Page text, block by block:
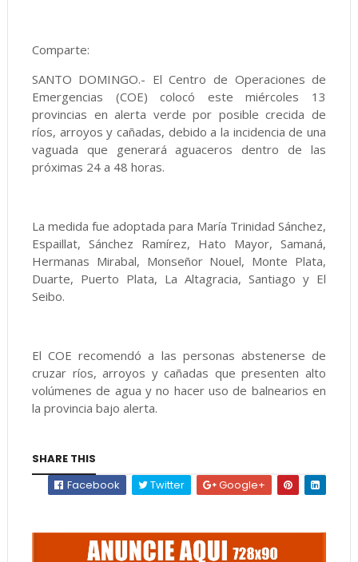
Comparte:
SANTO DOMINGO.- El Centro de Operaciones de
Emergencias (COE) colocó este miércoles 13
provincias en alerta verde por posible crecida de
ríos, arroyos y cañadas, debido a la incidencia de una
vaguada que generará aguaceros dentro de las
próximas 24 a 48 horas.
La medida fue adoptada para María Trinidad Sánchez,
Espaillat, Sánchez Ramírez, Hato Mayor, Samaná,
Hermanas Mirabal, Monseñor Nouel, Monte Plata,
Duarte, Puerto Plata, La Altagracia, Santiago y El
Seibo.
El COE recomendó a las personas abstenerse de
cruzar ríos, arroyos y cañadas que presenten alto
volúmenes de agua y no hacer uso de balnearios en
la provincia bajo alerta.
SHARE THIS
Facebook
Twitter Google+